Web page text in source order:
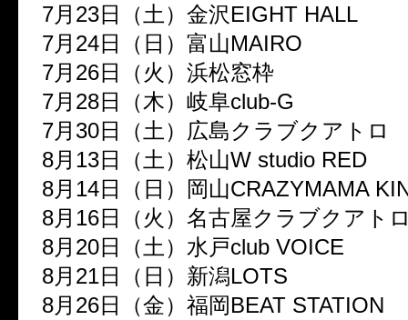
7月23日（土）金沢EIGHT HALL
7月24日（日）富山MAIRO
7月26日（火）浜松窓枠
7月28日（木）岐阜club-G
7月30日（土）広島クラブクアト
8月13日（土）松山W studio
8月14日（日）岡山CRAZYMAMA
8月16日（火）名古屋クラブクア
8月20日（土）水戸club VOICE
8月21日（日）新潟LOTS
8月26日（金）福岡BEAT